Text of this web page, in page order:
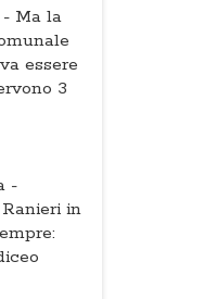
Ma la
essere
3
-
in